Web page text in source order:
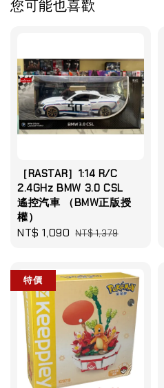
您可能也喜歡
［RASTAR］1:14 R/C
2.4GHz BMW 3.0 CSL
遙控汽車 （BMW正版授
權）
Sale
NT$ 1,090 Regular
NT$ 1,379
特價